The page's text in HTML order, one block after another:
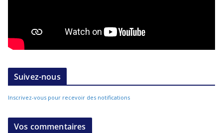
Suivez-nous
Inscrivez-vous pour recevoir des notifications
Vos commentaires